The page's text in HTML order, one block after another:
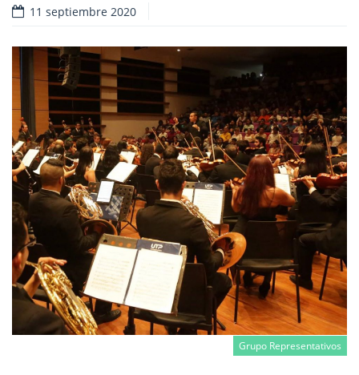
11 septiembre 2020
Grupo Representativos